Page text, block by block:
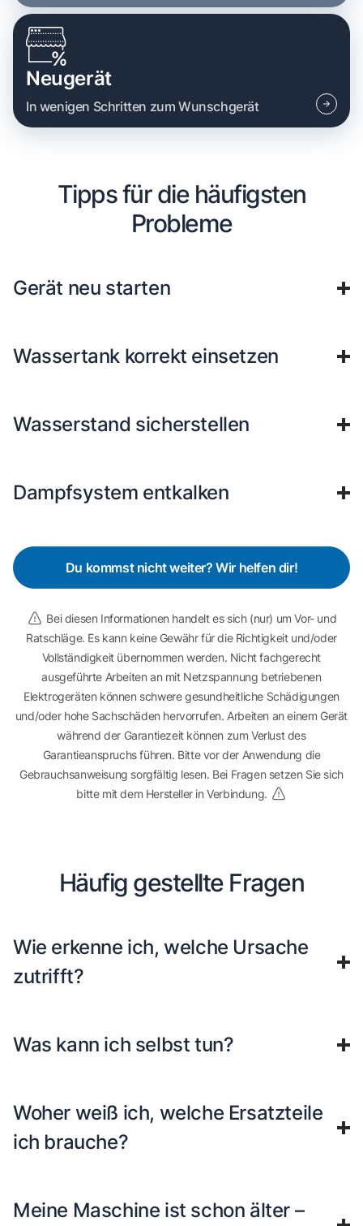
Neugerät
In wenigen Schritten zum Wunschgerät
Tipps für die häufigsten
Probleme
Gerät neu starten
Wassertank korrekt einsetzen
Wasserstand sicherstellen
Dampfsystem entkalken
Du kommst nicht weiter? Wir helfen dir!
Bei diesen Informationen handelt es sich (nur) um Vor- und
Ratschläge. Es kann keine Gewähr für die Richtigkeit und/oder
Vollständigkeit übernommen werden. Nicht fachgerecht
ausgeführte Arbeiten an mit Netzspannung betriebenen
Elektrogeräten können schwere gesundheitliche Schädigungen
und/oder hohe Sachschäden hervorrufen. Arbeiten an einem Gerät
während der Garantiezeit können zum Verlust des
Garantieanspruchs führen. Bitte vor der Anwendung die
Gebrauchsanweisung sorgfältig lesen. Bei Fragen setzen Sie sich
bitte mit dem Hersteller in Verbindung.
Häufig gestellte Fragen
Wie erkenne ich, welche Ursache
zutrifft?
Was kann ich selbst tun?
Woher weiß ich, welche Ersatzteile
ich brauche?
Meine Maschine ist schon älter –